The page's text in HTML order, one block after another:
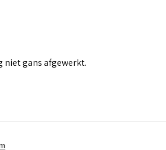
niet gans afgewerkt.